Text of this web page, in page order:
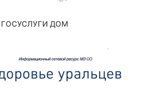
ГОСУСЛУГИ ДОМ